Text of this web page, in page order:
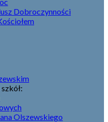
Dobroczynności
Olszewskiego